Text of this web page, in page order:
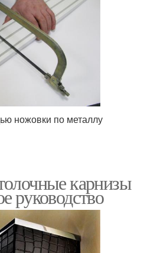
ножовки по металлу
карнизы
руководство